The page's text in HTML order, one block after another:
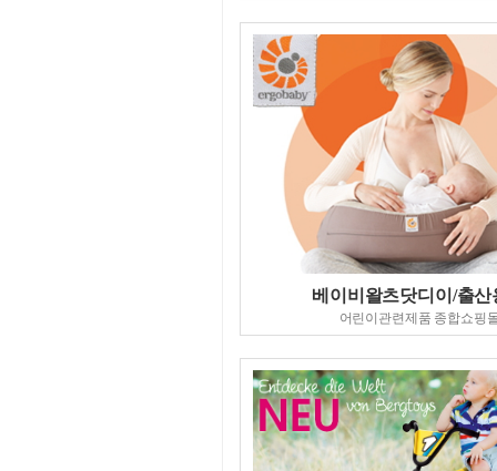
베이비왈츠닷디이/출산
어린이관련제품 종합쇼핑